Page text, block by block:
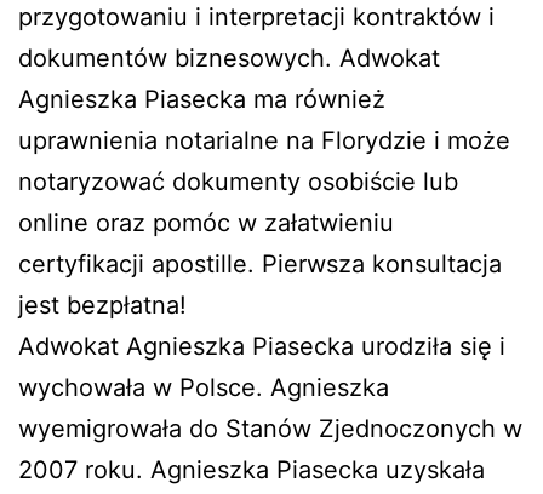
przygotowaniu i interpretacji kontraktów i
dokumentów biznesowych. Adwokat
Agnieszka Piasecka ma również
uprawnienia notarialne na Florydzie i może
notaryzować dokumenty osobiście lub
online oraz pomóc w załatwieniu
certyfikacji apostille. Pierwsza konsultacja
jest bezpłatna!
Adwokat Agnieszka Piasecka urodziła się i
wychowała w Polsce. Agnieszka
wyemigrowała do Stanów Zjednoczonych w
2007 roku. Agnieszka Piasecka uzyskała